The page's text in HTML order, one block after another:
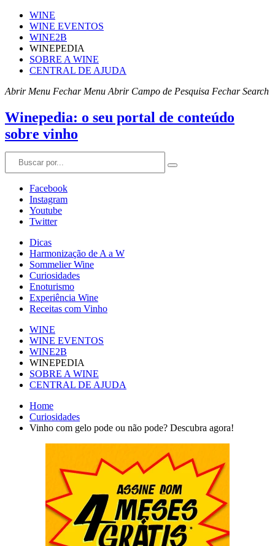
WINE
WINE EVENTOS
WINE2B
WINEPEDIA
SOBRE A WINE
CENTRAL DE AJUDA
Abrir Menu Fechar Menu Abrir Campo de Pesquisa Fechar Search
Winepedia: o seu portal de conteúdo
sobre vinho
Facebook
Instagram
Youtube
Twitter
Dicas
Harmonização de A a W
Sommelier Wine
Curiosidades
Enoturismo
Experiência Wine
Receitas com Vinho
WINE
WINE EVENTOS
WINE2B
WINEPEDIA
SOBRE A WINE
CENTRAL DE AJUDA
Home
Curiosidades
Vinho com gelo pode ou não pode? Descubra agora!